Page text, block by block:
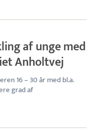
af unge med
Anholtvej
16 – 30 år med bl.a.
grad af